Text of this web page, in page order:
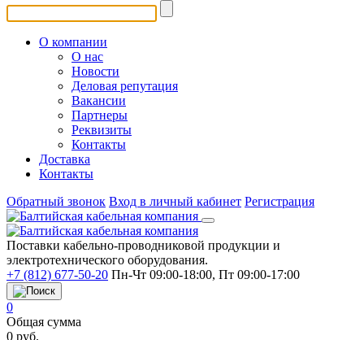
О компании
О нас
Новости
Деловая репутация
Вакансии
Партнеры
Реквизиты
Контакты
Доставка
Контакты
Обратный звонок Вход в личный кабинет Регистрация
Поставки кабельно-проводниковой продукции и
электротехнического оборудования.
+7 (812) 677-50-20 Пн-Чт 09:00-18:00, Пт 09:00-17:00
0
Общая сумма
0 руб.